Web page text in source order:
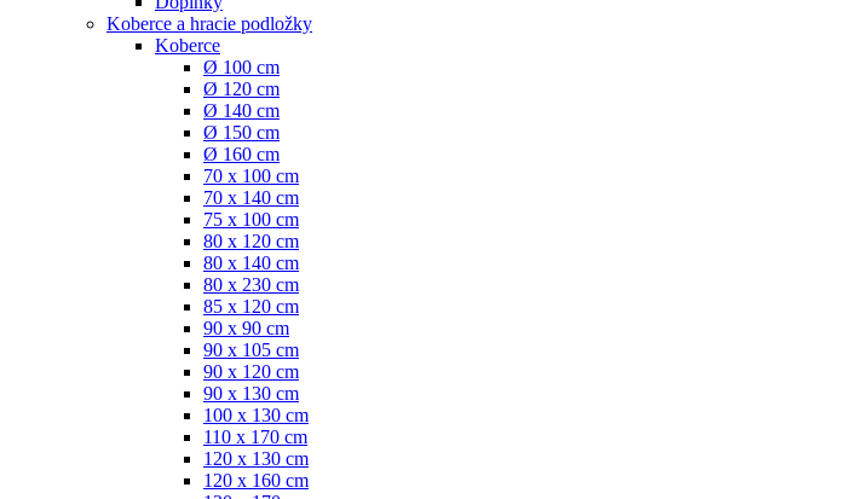
Koberce a hracie podložky
Koberce
Ø 100 cm
Ø 120 cm
Ø 140 cm
Ø 150 cm
Ø 160 cm
70 x 100 cm
70 x 140 cm
75 x 100 cm
80 x 120 cm
80 x 140 cm
80 x 230 cm
85 x 120 cm
90 x 90 cm
90 x 105 cm
90 x 120 cm
90 x 130 cm
100 x 130 cm
110 x 170 cm
120 x 130 cm
120 x 160 cm